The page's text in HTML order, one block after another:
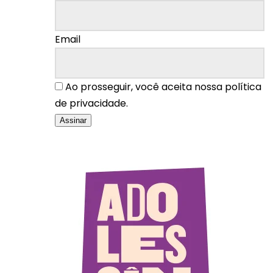
Email
Ao prosseguir, você aceita nossa política
de privacidade.